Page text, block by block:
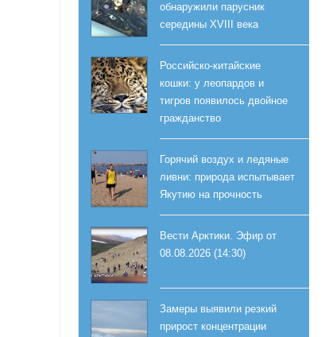
обнаружили парусник
середины XVIII века
Российско-китайские
кошки: у леопардов и
тигров появилось двойное
гражданство
Горячий воздух и ледяные
ливни: природа испытывает
Якутию на прочность
Вести Арктики. Эфир от
08.08.2026 (14:30)
Замеры выявили резкий
прирост концентрации